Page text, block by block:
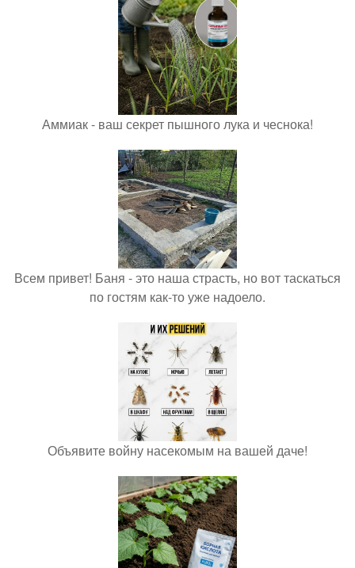
Аммиак - ваш секрет пышного лука и чеснока!
Всем привет! Баня - это наша страсть, но вот таскаться
по гостям как-то уже надоело.
Объявите войну насекомым на вашей даче!